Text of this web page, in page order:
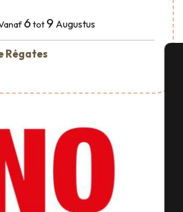
6 tot 9 Augustus
Régates